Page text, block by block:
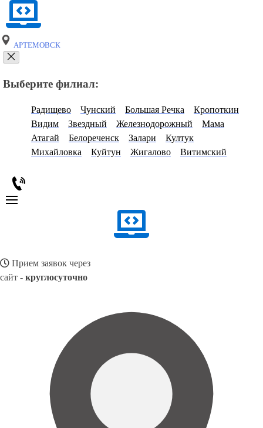
АРТЕМОВСК
Выберите филиал:
Радищево Чунский Большая Речка
Кропоткин
Видим
Звездный Железнодорожный
Мама
Атагай
Белореченск Залари
Култук
Михайловка
Куйтун Жигалово Витимский
Прием заявок через
сайт - круглосуточно